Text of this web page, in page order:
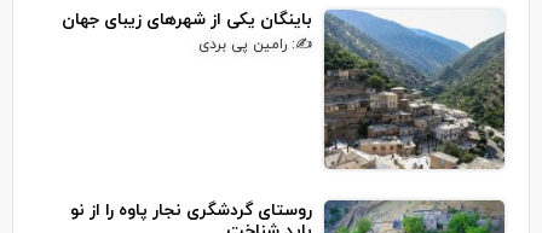
باینگان یکی از شهرهای زیبای جهان
✍: رامین پی بردی
روستای گردشگری نجار پاوه را از نو